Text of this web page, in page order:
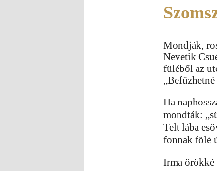
Mondják,
Nevetik
füléből az
Ha
mondták:
Telt lába
fonnak fölé
Irma örökké